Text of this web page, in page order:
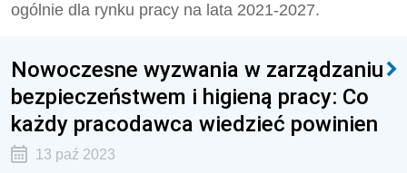
ogólnie dla rynku pracy na lata 2021-2027.
Nowoczesne wyzwania w zarządzaniu
bezpieczeństwem i higieną pracy: Co
każdy pracodawca wiedzieć powinien
13 paź 2023